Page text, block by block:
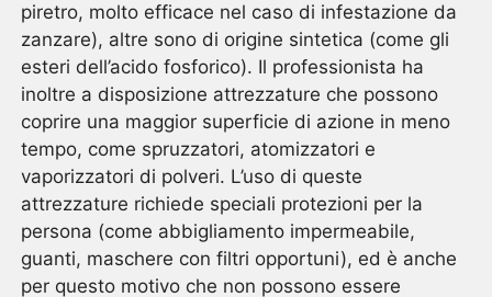
piretro, molto efficace nel caso di infestazione da
zanzare), altre sono di origine sintetica (come gli
esteri dell’acido fosforico). Il professionista ha
inoltre a disposizione attrezzature che possono
coprire una maggior superficie di azione in meno
tempo, come spruzzatori, atomizzatori e
vaporizzatori di polveri. L’uso di queste
attrezzature richiede speciali protezioni per la
persona (come abbigliamento impermeabile,
guanti, maschere con filtri opportuni), ed è anche
per questo motivo che non possono essere